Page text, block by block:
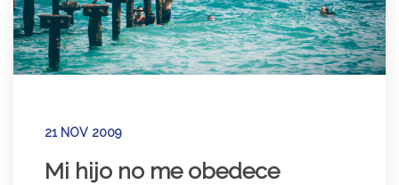
21 NOV 2009
Mi hijo no me obedece